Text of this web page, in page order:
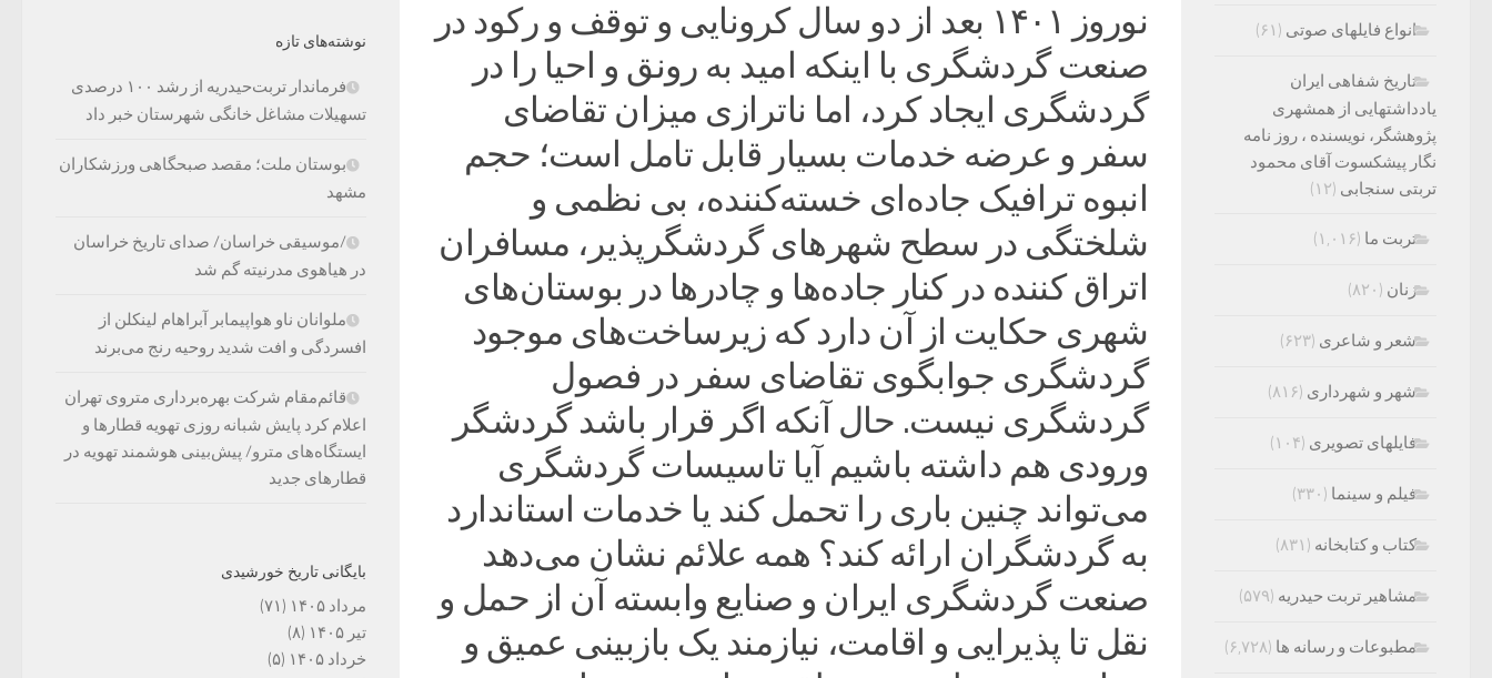
نوروز ۱۴۰۱ بعد از دو سال کرونایی و توقف و رکود در
صنعت گردشگری با اینکه امید به رونق و احیا را در
گردشگری ایجاد کرد، اما ناترازی میزان تقاضای
سفر و عرضه خدمات بسیار قابل تامل است؛ حجم
انبوه ترافیک جاده‌ای خسته‌کننده، بی نظمی و
شلختگی در سطح شهرهای گردشگرپذیر، مسافران
اتراق کننده در کنار جاده‌ها و چادرها در بوستان‌های
شهری حکایت از آن دارد که زیرساخت‌های موجود
گردشگری جوابگوی تقاضای سفر در فصول
گردشگری نیست. حال آنکه اگر قرار باشد گردشگر
ورودی هم داشته باشیم آیا تاسیسات گردشگری
می‌تواند چنین باری را تحمل کند یا خدمات استاندارد
به گردشگران ارائه کند؟ همه علائم نشان می‌دهد
صنعت گردشگری ایران و صنایع وابسته آن از حمل و
نقل تا پذیرایی و اقامت، نیازمند یک بازبینی عمیق و
نوشته‌های تازه
فرماندار تربت‌حیدریه از رشد ۱۰۰ درصدی
تسهیلات مشاغل خانگی شهرستان خبر داد
بوستان ملت؛ مقصد صبحگاهی ورزشکاران
مشهد
/موسیقی خراسان/ صدای تاریخ خراسان
در هیاهوی مدرنیته گم شد
ملوانان ناو هواپیمابر آبراهام لینکلن از
افسردگی و افت شدید روحیه رنج می‌برند
قائم‌مقام شرکت بهره‌برداری متروی تهران
اعلام کرد پایش شبانه روزی تهویه قطارها و
ایستگاه‌های مترو/ پیش‌بینی هوشمند تهویه در
قطارهای جدید
بایگانی تاریخ خورشیدی
مرداد ۱۴۰۵
(۷۱)
تیر ۱۴۰۵
(۸)
خرداد ۱۴۰۵
(۵)
انواع فایلهای صوتی (۶۱)
تاریخ شفاهی ایران
یادداشتهایی از همشهری
پژوهشگر، نویسنده ، روز نامه
نگار پیشکسوت آقای محمود
تربتی سنجابی (۱۲)
تربت ما (۱,۰۱۶)
زنان (۸۲۰)
شعر و شاعری (۶۲۳)
شهر و شهرداری (۸۱۶)
فایلهای تصویری (۱۰۴)
فیلم و سینما (۳۳۰)
کتاب و کتابخانه (۸۳۱)
مشاهیر تربت حیدریه (۵۷۹)
مطبوعات و رسانه ها (۶,۷۲۸)